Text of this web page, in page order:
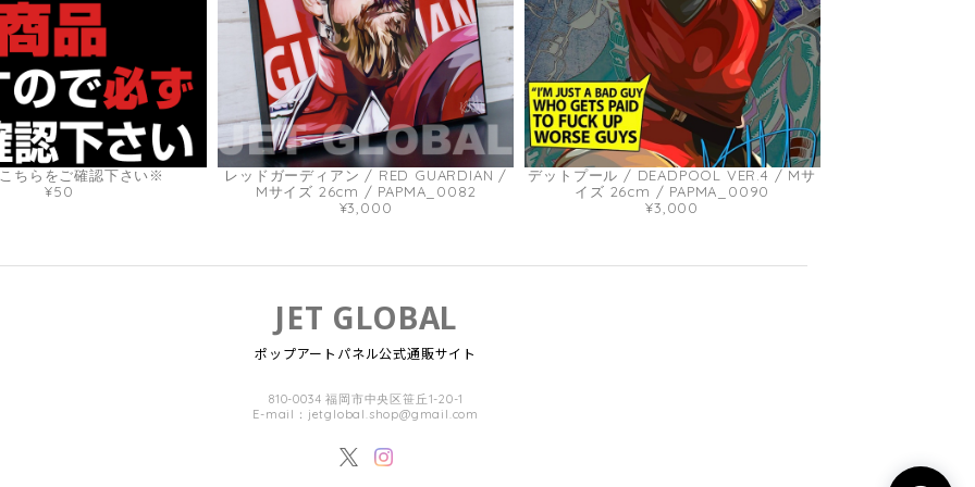
ちらをご確認下さい※
¥50
レッドガーディアン / RED GUARDIAN /
Mサイズ 26cm / PAPMA_0082
¥3,000
デットプール / DEADPOOL VER.4 / Mサ
イズ 26cm / PAPMA_0090
¥3,000
JET GLOBAL
ポップアートパネル公式通販サイト
810-0034 福岡市中央区笹丘1-20-1
E-mail： jetglobal.shop@gmail.com